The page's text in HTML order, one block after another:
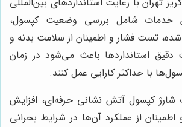
خدمات شامل بررسی وضعیت کپسول،
تست فشار و اطمینان از سلامت بدنه و
دقیق استانداردها باعث می‌شود در زمان
با حداکثر کارایی عمل کنند.
کپسول آتش نشانی حرفه‌ای، افزایش
از عملکرد آن‌ها در شرایط بحرانی